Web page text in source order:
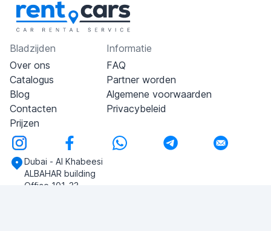
Bladzijden
Over ons
Catalogus
Blog
Contacten
Prijzen
Informatie
FAQ
Partner worden
Algemene voorwaarden
Privacybeleid
Dubai - Al Khabeesi
ALBAHAR building
Office 101-33